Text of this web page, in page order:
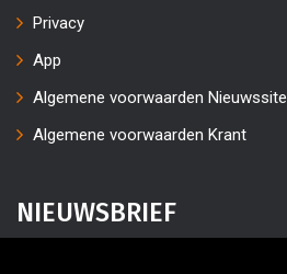
Privacy
App
Algemene voorwaarden Nieuwssite
Algemene voorwaarden Krant
NIEUWSBRIEF